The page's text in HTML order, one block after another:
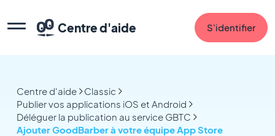
Centre d'aide S'identifier
Centre d'aide
Classic
Publier vos applications iOS et Android
Déléguer la publication au service GBTC
Ajouter GoodBarber à votre équipe App Store